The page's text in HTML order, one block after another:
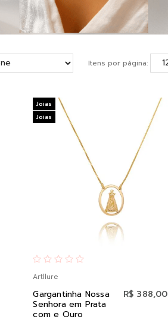
Itens por página:
Artllure
Gargantinha Nossa
Senhora em Prata
com e Ouro
R$ 388,00
Joias
Joias